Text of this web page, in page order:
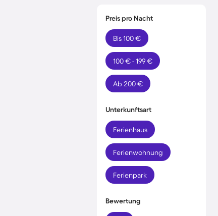
Preis pro Nacht
Bis 100 €
100 € - 199 €
Ab 200 €
Unterkunftsart
Ferienhaus
Ferienwohnung
Ferienpark
Bewertung